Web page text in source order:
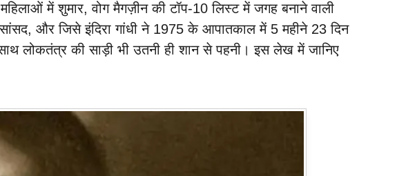
में शुमार, वोग मैगज़ीन की टॉप-10 लिस्ट में जगह बनाने वाली
सांसद, और जिसे इंदिरा गांधी ने 1975 के आपातकाल में 5 महीने 23 दिन
लोकतंत्र की साड़ी भी उतनी ही शान से पहनी। इस लेख में जानिए